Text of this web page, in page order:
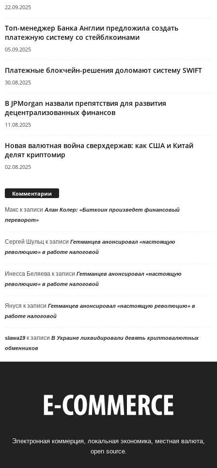
22.09.2025
Топ-менеджер Банка Англии предложила создать
платежную систему со стейблкоинами
05.09.2025
Платежные блокчейн-решения доломают систему SWIFT
30.08.2025
В JPMorgan назвали препятствия для развития
децентрализованных финансов
11.08.2025
Новая валютная война сверхдержав: как США и Китай
делят криптомир
02.08.2025
Комментарии
Макс к записи Алан Колер: «Биткоин произведет финансовый
переворот»
Сергей Шульц к записи Гетманцев анонсировал «настоящую
революцию» в работе налоговой
Инесса Беляева к записи Гетманцев анонсировал «настоящую
революцию» в работе налоговой
Януся к записи Гетманцев анонсировал «настоящую революцию» в
работе налоговой
slawa19 к записи В Украине ликвидировали девять криптовалютных
обменников
Электронная коммерция, локальная экономика, местная валюта,
open source.